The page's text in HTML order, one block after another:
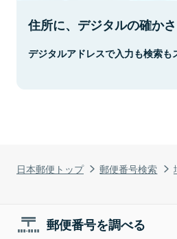
日本郵便トップ 郵便番号検索
住所に、デジタルの確かさ
デジタルアドレスで入力も検索も
郵便番号を調べる